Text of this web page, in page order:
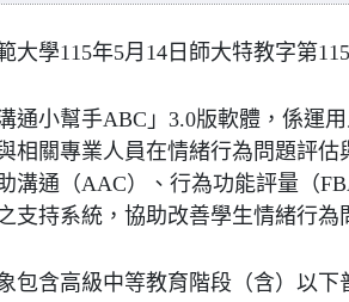
大學115年5月14日師大特教字第
通小幫手ABC」3.0版軟體，係運
相關專業人員在情緒行為問題評估
溝通（AAC）、行為功能評量（
支持系統，協助改善學生情緒行為
包含高級中等教育階段（含）以下